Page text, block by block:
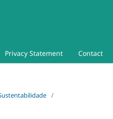
Privacy Statement Contact
/